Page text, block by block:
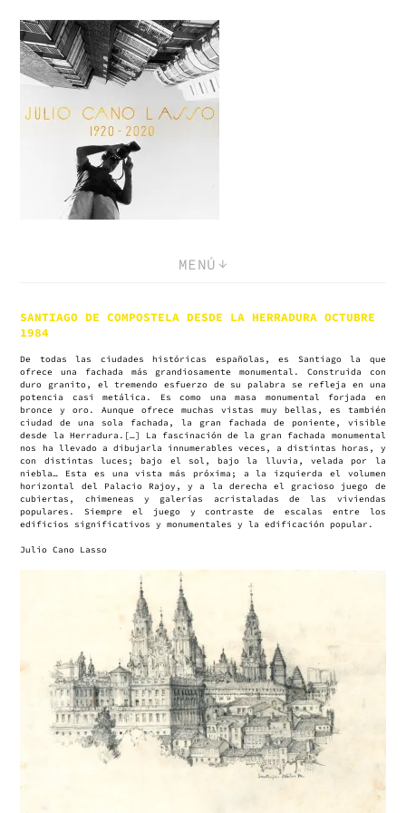
Saltar
al
contenido
MENÚ
SANTIAGO DE COMPOSTELA DESDE LA HERRADURA OCTUBRE
1984
De todas las ciudades históricas españolas, es Santiago la que
ofrece una fachada más grandiosamente monumental. Construida con
duro granito, el tremendo esfuerzo de su palabra se refleja en una
potencia casi metálica. Es como una masa monumental forjada en
bronce y oro. Aunque ofrece muchas vistas muy bellas, es también
ciudad de una sola fachada, la gran fachada de poniente, visible
desde la Herradura.[…] La fascinación de la gran fachada monumental
nos ha llevado a dibujarla innumerables veces, a distintas horas, y
con distintas luces; bajo el sol, bajo la lluvia, velada por la
niebla… Esta es una vista más próxima; a la izquierda el volumen
horizontal del Palacio Rajoy, y a la derecha el gracioso juego de
cubiertas, chimeneas y galerías acristaladas de las viviendas
populares. Siempre el juego y contraste de escalas entre los
edificios significativos y monumentales y la edificación popular.
Julio Cano Lasso